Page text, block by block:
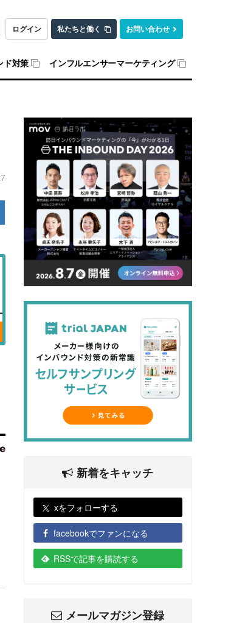
ログイン 私たちと働く お問い合わせ
ド対策 インフルエンサーマーケティング
新着をキャッチ
xをフォローする
facebookでファンになる
RSSで記事を購読する
メールマガジン登録